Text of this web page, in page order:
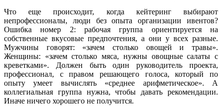
Что еще происходит, когда кейтеринг выбирают
непрофессионалы, люди без опыта организации ивентов?
Ошибка номер 2: рабочая группа ориентируется на
собственные вкусовые предпочтения, а они у всех разные.
Мужчины говорят: «зачем столько овощей и травы».
Женщины: «зачем столько мяса, нужны овощные салаты с
креветками». Должен быть один руководитель проекта,
профессионал, с правом решающего голоса, который по
опыту умеет вычислять «среднее арифметическое». А
коллегиальная группа нужна, чтобы давать рекомендации.
Иначе ничего хорошего не получится.